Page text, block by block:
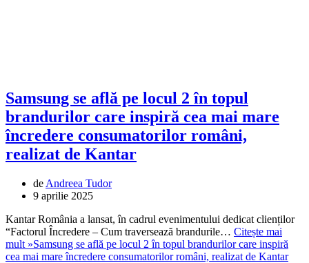
Samsung se află pe locul 2 în topul
brandurilor care inspiră cea mai mare
încredere consumatorilor români,
realizat de Kantar
de Andreea Tudor
9 aprilie 2025
Kantar România a lansat, în cadrul evenimentului dedicat clienților
“Factorul Încredere – Cum traversează brandurile… Citește mai
mult »Samsung se află pe locul 2 în topul brandurilor care inspiră
cea mai mare încredere consumatorilor români, realizat de Kantar